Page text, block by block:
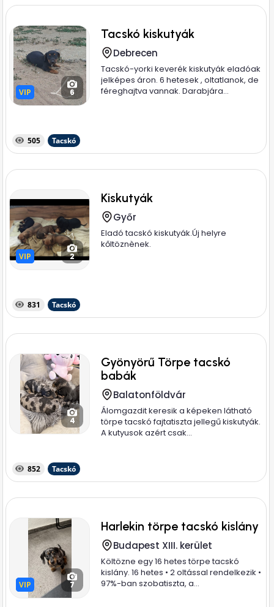
VIP
VIP 6
Tacskó kiskutyák
Debrecen
Tacskó-yorki keverék kiskutyák eladóak
jelképes áron. 6 hetesek , oltatlanok, de
féreghajtva vannak. Darabjára...
505 Tacskó
VIP
VIP 2
Kiskutyák
Győr
Eladó tacskó kiskutyák.Új helyre
kőltöznènek.
831 Tacskó
4
Gyönyörű Törpe tacskó
babák
Balatonföldvár
Álomgazdit keresik a képeken látható
törpe tacskó fajtatiszta jellegű kiskutyák.
A kutyusok azért csak...
852 Tacskó
VIP
VIP 7
Harlekin törpe tacskó kislány
Budapest XIII. kerület
Költözne egy 16 hetes törpe tacskó
kislány. 16 hetes • 2 oltással rendelkezik •
97%-ban szobatiszta, a...